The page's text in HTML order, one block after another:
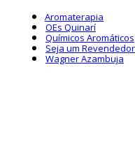
Aromaterapia
OEs Quinarí
Químicos Aromáticos
Seja um Revendedor
Wagner Azambuja